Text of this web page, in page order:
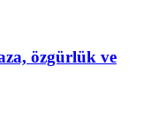
özgürlük ve